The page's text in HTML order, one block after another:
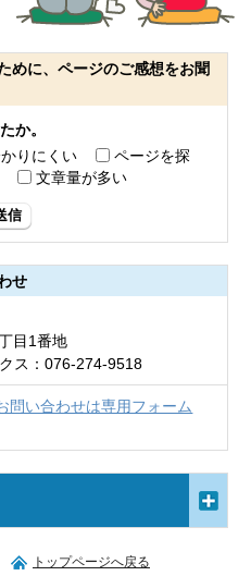
めに、ページのご感想をお聞
か。
りにくい
ページを探
文章量が多い
信
せ
目1番地
ス：076-274-9518
問い合わせは専用フォーム
トップページへ戻る